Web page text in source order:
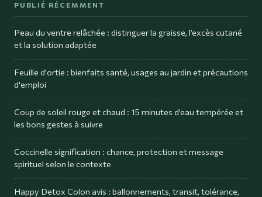
PUBLIÉ RÉCEMMENT
Peau du ventre relâchée : distinguer la graisse, l’excès cutané
et la solution adaptée
Feuille d'ortie : bienfaits santé, usages au jardin et précautions
d'emploi
Coup de soleil rouge et chaud : 15 minutes d’eau tempérée et
les bons gestes à suivre
Coccinelle signification : chance, protection et message
spirituel selon le contexte
Happy Detox Colon avis : ballonnements, transit, tolérance,